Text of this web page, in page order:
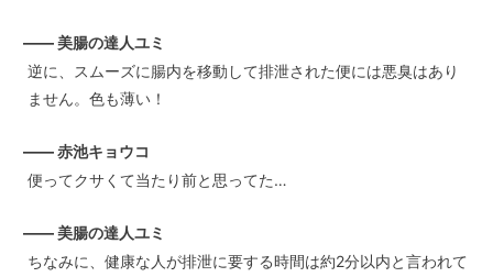
—— 美腸の達人ユミ
逆に、スムーズに腸内を移動して排泄された便には悪臭はあり
ません。色も薄い！
—— 赤池キョウコ
便ってクサくて当たり前と思ってた…
—— 美腸の達人ユミ
ちなみに、健康な人が排泄に要する時間は約2分以内と言われて